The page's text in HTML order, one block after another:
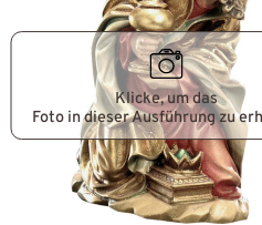
Klicke, um das
Foto in dieser Ausführung zu